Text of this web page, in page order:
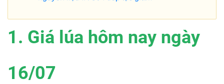
1. Giá lúa hôm nay ngày
16/07